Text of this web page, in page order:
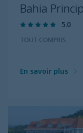
Bahia
5.0
TOUT COMPRIS
En savoir plus